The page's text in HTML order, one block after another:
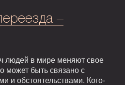
–
людей в мире меняют свое
может быть связано с
и обстоятельствами. Кого-